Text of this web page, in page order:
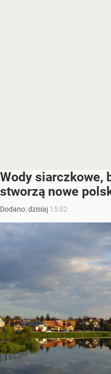
Wody siarczkowe,
stworzą nowe
Dodano:dzisiaj 15:02